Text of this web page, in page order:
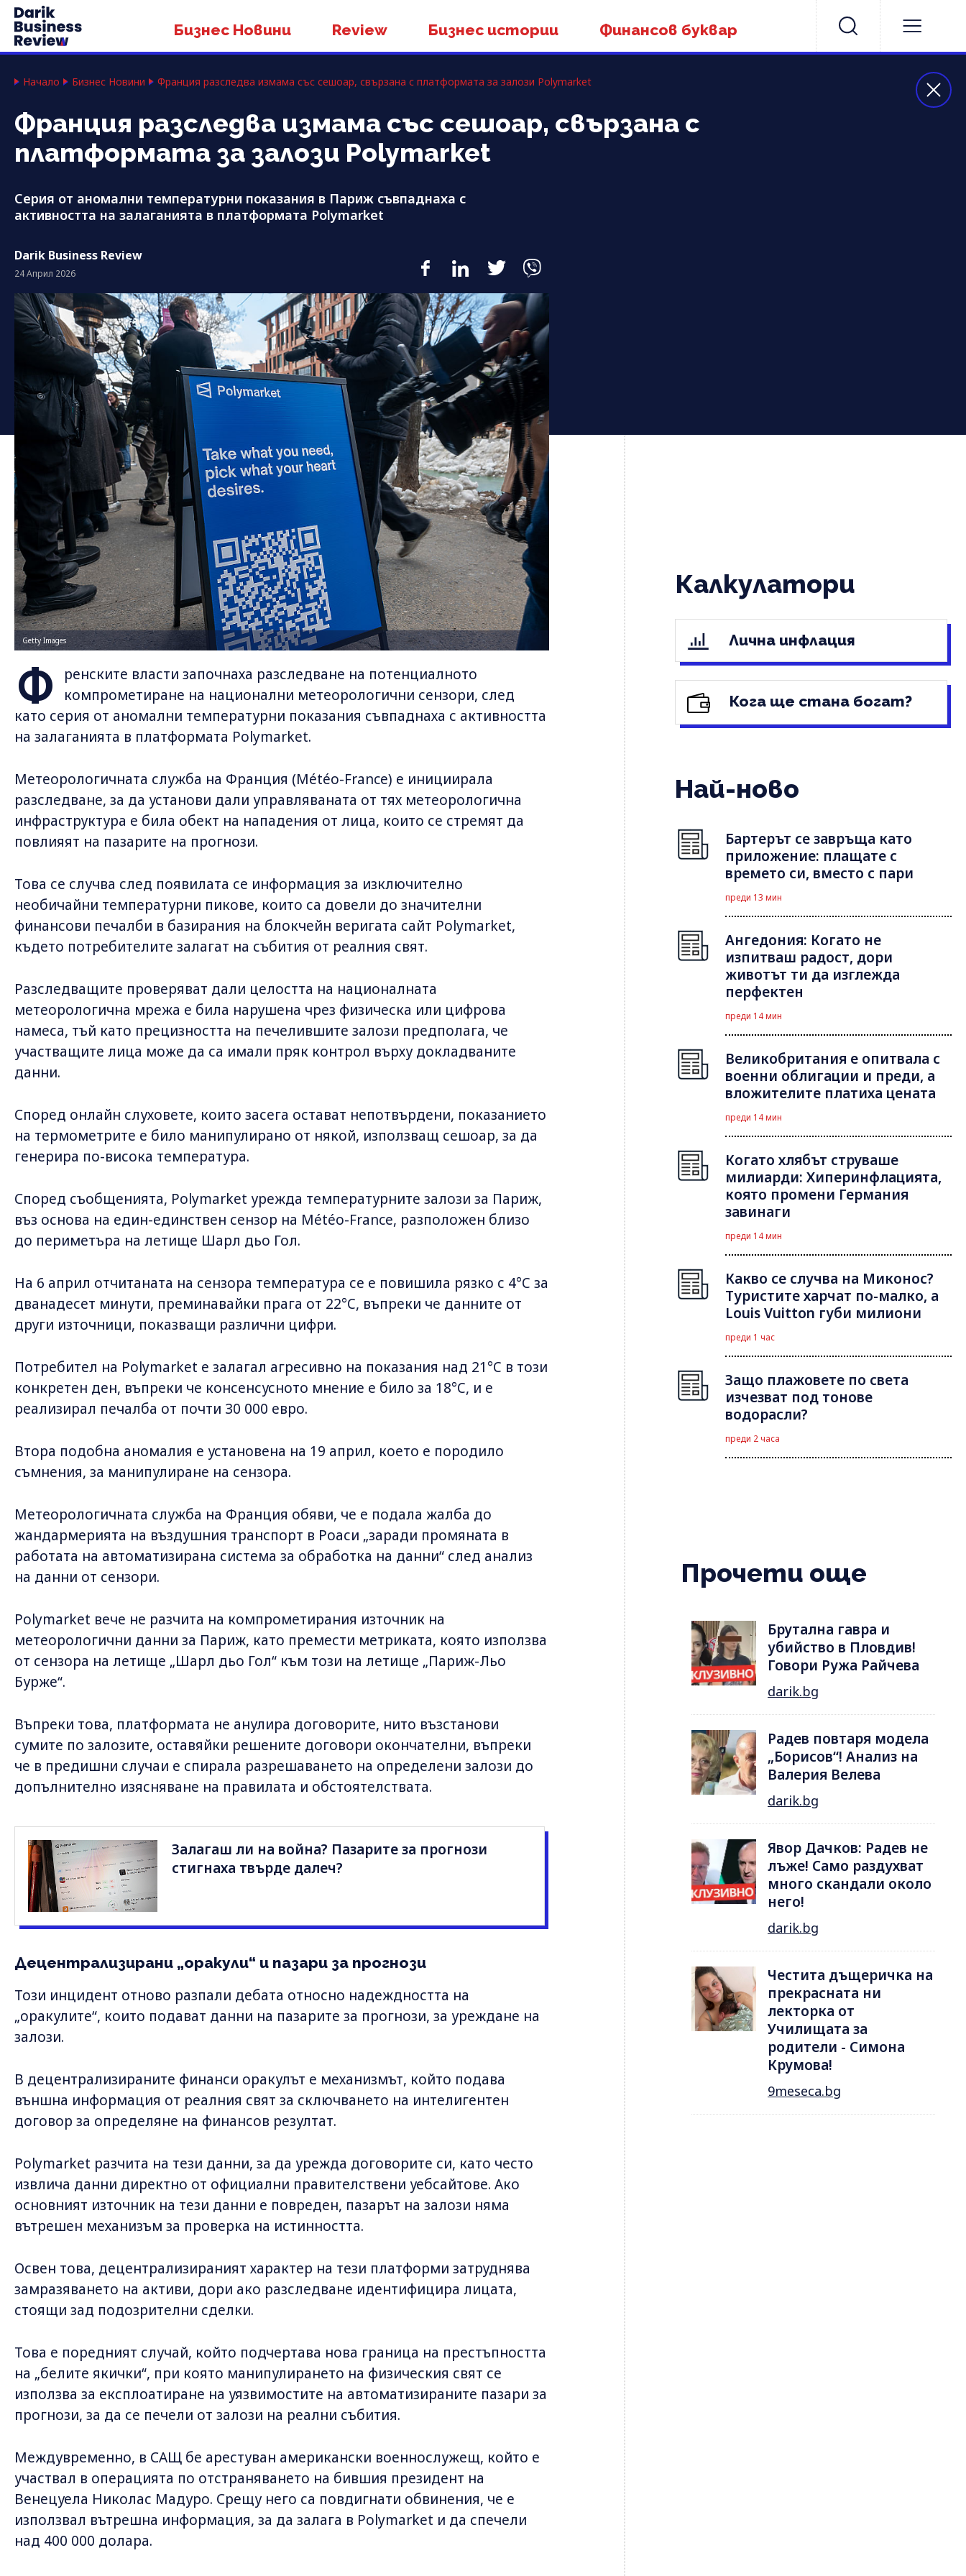
Бизнес Новини Review Бизнес истории Финансов буквар
Начало Бизнес Новини Франция разследва измама със сешоар, свързана с платформата за залози Polymarket
Франция разследва измама със сешоар, свързана с
платформата за залози Polymarket
Серия от аномални температурни показания в Париж съвпаднаха с
активността на залаганията в платформата Polymarket
Darik Business Review
24 Април 2026
Getty Images
Ф
ренските власти започнаха разследване на потенциалното
компрометиране на национални метеорологични сензори, след
като серия от аномални температурни показания съвпаднаха с активността
на залаганията в платформата Polymarket.
Метеорологичната служба на Франция (Météo-France) е инициирала
разследване, за да установи дали управляваната от тях метеорологична
инфраструктура е била обект на нападения от лица, които се стремят да
повлияят на пазарите на прогнози.
Това се случва след появилата се информация за изключително
необичайни температурни пикове, които са довели до значителни
финансови печалби в базирания на блокчейн веригата сайт Polymarket,
където потребителите залагат на събития от реалния свят.
Разследващите проверяват дали целостта на националната
метеорологична мрежа е била нарушена чрез физическа или цифрова
намеса, тъй като прецизността на печелившите залози предполага, че
участващите лица може да са имали пряк контрол върху докладваните
данни.
Според онлайн слуховете, които засега остават непотвърдени, показанието
на термометрите е било манипулирано от някой, използващ сешоар, за да
генерира по-висока температура.
Според съобщенията, Polymarket урежда температурните залози за Париж,
въз основа на един-единствен сензор на Météo-France, разположен близо
до периметъра на летище Шарл дьо Гол.
На 6 април отчитаната на сензора температура се е повишила рязко с 4°C за
дванадесет минути, преминавайки прага от 22°C, въпреки че данните от
други източници, показващи различни цифри.
Потребител на Polymarket е залагал агресивно на показания над 21°C в този
конкретен ден, въпреки че консенсусното мнение е било за 18°C, и е
реализирал печалба от почти 30 000 евро.
Втора подобна аномалия е установена на 19 април, което е породило
съмнения, за манипулиране на сензора.
Метеорологичната служба на Франция обяви, че е подала жалба до
жандармерията на въздушния транспорт в Роаси „заради промяната в
работата на автоматизирана система за обработка на данни“ след анализ
на данни от сензори.
Polymarket вече не разчита на компрометирания източник на
метеорологични данни за Париж, като премести метриката, която използва
от сензора на летище „Шарл дьо Гол“ към този на летище „Париж-Льо
Бурже“.
Въпреки това, платформата не анулира договорите, нито възстанови
сумите по залозите, оставяйки решените договори окончателни, въпреки
че в предишни случаи е спирала разрешаването на определени залози до
допълнително изясняване на правилата и обстоятелствата.
Залагаш ли на война? Пазарите за прогнози
стигнаха твърде далеч?
Децентрализирани „оракули“ и пазари за прогнози
Този инцидент отново разпали дебата относно надеждността на
„оракулите“, които подават данни на пазарите за прогнози, за уреждане на
залози.
В децентрализираните финанси оракулът е механизмът, който подава
външна информация от реалния свят за сключването на интелигентен
договор за определяне на финансов резултат.
Polymarket разчита на тези данни, за да урежда договорите си, като често
извлича данни директно от официални правителствени уебсайтове. Ако
основният източник на тези данни е повреден, пазарът на залози няма
вътрешен механизъм за проверка на истинността.
Освен това, децентрализираният характер на тези платформи затруднява
замразяването на активи, дори ако разследване идентифицира лицата,
стоящи зад подозрителни сделки.
Това е поредният случай, който подчертава нова граница на престъпността
на „белите якички“, при която манипулирането на физическия свят се
използва за експлоатиране на уязвимостите на автоматизираните пазари за
прогнози, за да се печели от залози на реални събития.
Междувременно, в САЩ бе арестуван американски военнослужещ, който е
участвал в операцията по отстраняването на бившия президент на
Венецуела Николас Мадуро. Срещу него са повдигнати обвинения, че е
използвал вътрешна информация, за да залага в Polymarket и да спечели
над 400 000 долара.
Калкулатори
Лична инфлация
Кога ще стана богат?
Най-ново
Бартерът се завръща като
приложение: плащате с
времето си, вместо с пари
преди 13 мин
Ангедония: Когато не
изпитваш радост, дори
животът ти да изглежда
перфектен
преди 14 мин
Великобритания е опитвала с
военни облигации и преди, а
вложителите платиха цената
преди 14 мин
Когато хлябът струваше
милиарди: Хиперинфлацията,
която промени Германия
завинаги
преди 14 мин
Какво се случва на Миконос?
Туристите харчат по-малко, а
Louis Vuitton губи милиони
преди 1 час
Защо плажовете по света
изчезват под тонове
водорасли?
преди 2 часа
Прочети още
Брутална гавра и
убийство в Пловдив!
Говори Ружа Райчева
darik.bg
Радев повтаря модела
„Борисов“! Анализ на
Валерия Велева
darik.bg
Явор Дачков: Радев не
лъже! Само раздухват
много скандали около
него!
darik.bg
Честита дъщеричка на
прекрасната ни
лекторка от
Училищата за
родители - Симона
Крумова!
9meseca.bg